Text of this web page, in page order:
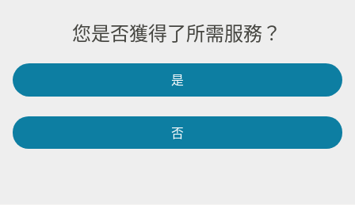
您是否獲得了所需服務？​​
是​​
否​​